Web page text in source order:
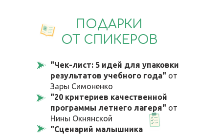
"Чек-лист: 5 идей для упаковки
результатов учебного года" от
Зары Симоненко
"20 критериев качественной
программы летнего лагеря" от
Нины Окнянской
"Сценарий малышника
ПОДАРКИ
ОТ СПИКЕРОВ